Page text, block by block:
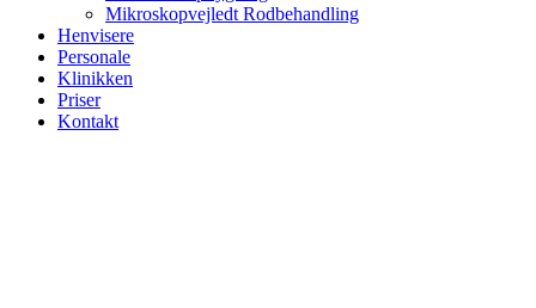
Mikroskopvejledt Rodbehandling
Henvisere
Personale
Klinikken
Priser
Kontakt